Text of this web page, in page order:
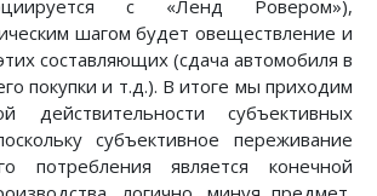
с «Ленд Ровером»),
шагом будет овеществление и
составляющих (сдача автомобиля в
покупки и т.д.). В итоге мы приходим
действительности субъективных
субъективное переживание
потребления является конечной